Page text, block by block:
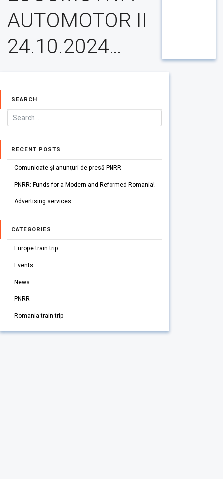
AUTOMOTOR II
24.10.2024…
SEARCH
RECENT POSTS
Comunicate și anunțuri de presă PNRR
PNRR: Funds for a Modern and Reformed Romania!
Advertising services
CATEGORIES
Europe train trip
Events
News
PNRR
Romania train trip